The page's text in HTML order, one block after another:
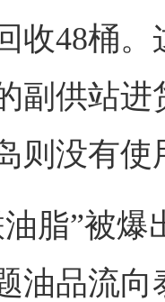
收48桶
副供站进
则没有使
脂”被
油品流